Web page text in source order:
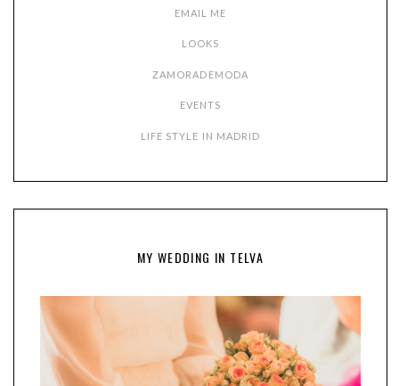
EMAIL ME
LOOKS
ZAMORADEMODA
EVENTS
LIFE STYLE IN MADRID
MY WEDDING IN TELVA